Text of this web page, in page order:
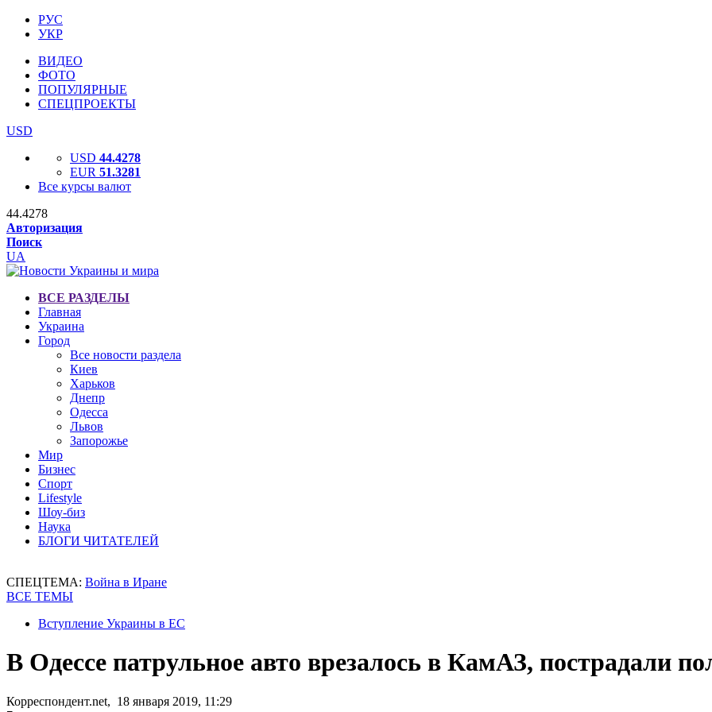
РУС
УКР
ВИДЕО
ФОТО
ПОПУЛЯРНЫЕ
СПЕЦПРОЕКТЫ
USD
USD 44.4278
EUR 51.3281
Все курсы валют
44.4278
Авторизация
Поиск
UA
ВСЕ РАЗДЕЛЫ
Главная
Украина
Город
Все новости раздела
Киев
Харьков
Днепр
Одесса
Львов
Запорожье
Мир
Бизнес
Спорт
Lifestyle
Шоу-биз
Наука
БЛОГИ ЧИТАТЕЛЕЙ
СПЕЦТЕМА: Война в Иране
ВСЕ ТЕМЫ
Вступление Украины в ЕС
В Одессе патрульное авто врезалось в КамАЗ, пострадали
Корреспондент.net, 18 января 2019, 11:29